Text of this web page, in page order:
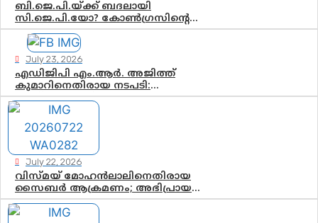
ബി.ജെ.പി.യ്ക്ക് ബദലായി
സി.ജെ.പി.യോ? കോൺഗ്രസിന്റെ
രാഷ്ട്രീയ ഇടം കൈവശപ്പെടുത്താൻ
സിജെപി ഉയർന്നുകഴിഞ്ഞോ? ഇന്ത്യൻ
രാഷ്ട്രീയത്തിലെ പുതിയ വഴിത്തിരിവ്
July 23, 2026
എഡിജിപി എം.ആർ. അജിത്ത്
കുമാറിനെതിരായ നടപടി:
സസ്പെൻഷനിൽ ഒതുങ്ങുമോ,
അതോ കൂടുതൽ കടുത്ത
നടപടികളിലേക്കോ?
July 22, 2026
വിസ്മയ് മോഹൻലാലിനെതിരായ
സൈബർ ആക്രമണം; അഭിപ്രായ
സ്വാതന്ത്ര്യത്തെ നിശ്ശബ്ദമാക്കുന്ന
ഡിജിറ്റൽ ഗുണ്ടായിസത്തിന് അറുതി